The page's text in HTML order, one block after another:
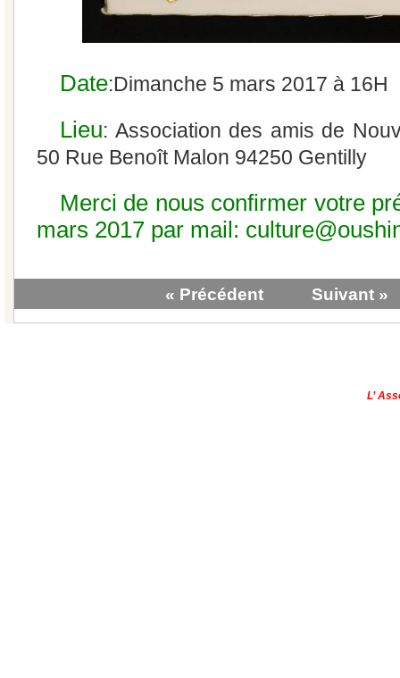
Date:Dimanche 5 mars 2017 à 16H
Lieu: Association des amis de
50 Rue Benoît Malon 94250 Gentilly
Merci de nous confirmer votre
mars 2017 par mail:
« Précédent Suivant »
L’